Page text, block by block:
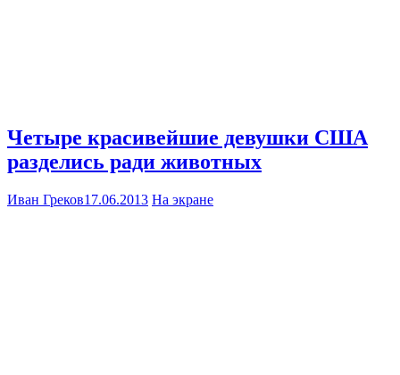
Четыре красивейшие девушки США
разделись ради животных
Иван Греков17.06.2013 На экране